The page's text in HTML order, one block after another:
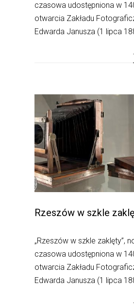
czasowa udostępniona w
otwarcia Zakładu
Edwarda Janusza (1 lipca
Rzeszów w szkle
„Rzeszów w szkle zaklęty”,
czasowa udostępniona w
otwarcia Zakładu
Edwarda Janusza (1 lipca